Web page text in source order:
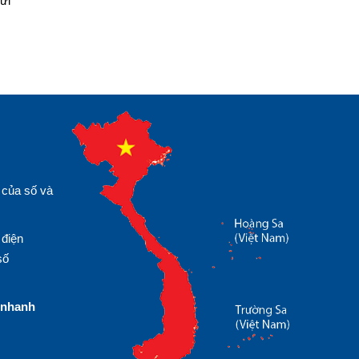
số và
nhanh